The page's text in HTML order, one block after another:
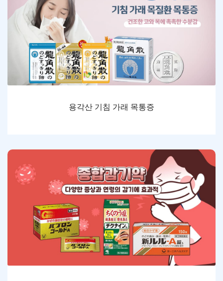
용각산 기침 가래 목통증